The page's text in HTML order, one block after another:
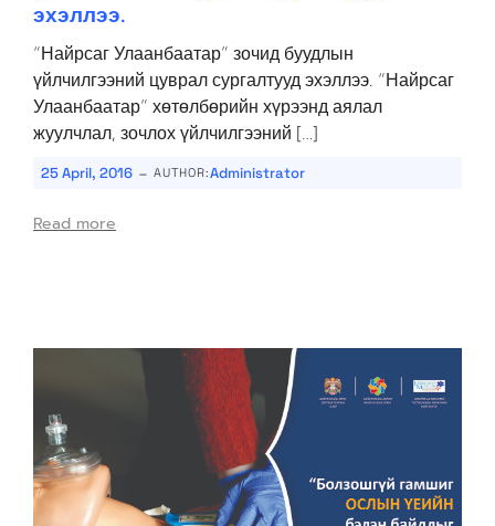
эхэллээ.
“Найрсаг Улаанбаатар” зочид буудлын
үйлчилгээний цуврал сургалтууд эхэллээ. “Найрсаг
Улаанбаатар” хөтөлбөрийн хүрээнд аялал
жуулчлал, зочлох үйлчилгээний […]
25 April, 2016 - AUTHOR:Administrator
Read more